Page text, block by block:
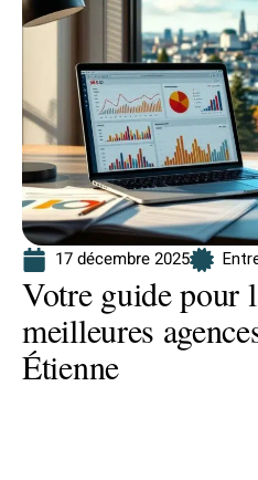
17 décembre 2025
Votre guide pour
meilleures
Étienne